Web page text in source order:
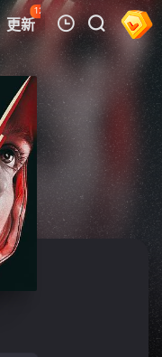
更新
128
热榜 APP